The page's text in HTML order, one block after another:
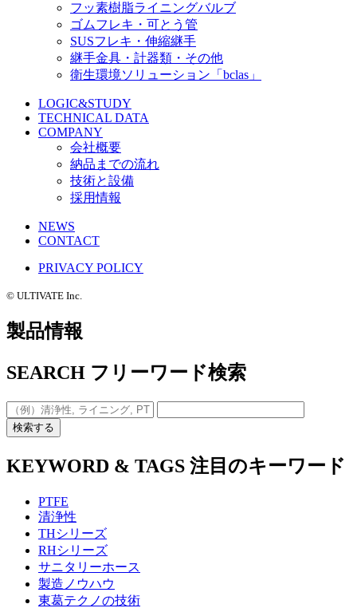
フッ素樹脂ライニングバルブ
ゴムフレキ・可とう管
SUSフレキ・伸縮継手
継手金具・計器類・その他
衛生環境ソリューション「bclas」
LOGIC&STUDY
TECHNICAL DATA
COMPANY
会社概要
納品までの流れ
技術と設備
採用情報
NEWS
CONTACT
PRIVACY POLICY
©️ ULTIVATE Inc.
製品情報
SEARCH フリーワード検索
検索する
KEYWORD & TAGS 注目のキーワード
PTFE
清浄性
THシリーズ
RHシリーズ
サニタリーホース
製造ノウハウ
東葛テクノの技術